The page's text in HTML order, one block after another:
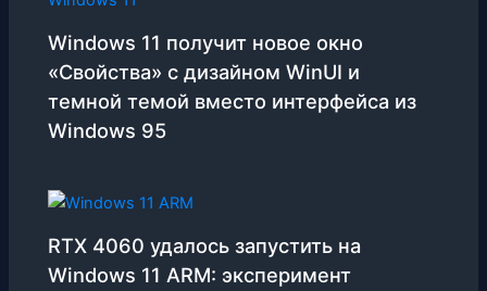
Windows 11 получит новое окно
«Свойства» с дизайном WinUI и
темной темой вместо интерфейса из
Windows 95
RTX 4060 удалось запустить на
Windows 11 ARM: эксперимент